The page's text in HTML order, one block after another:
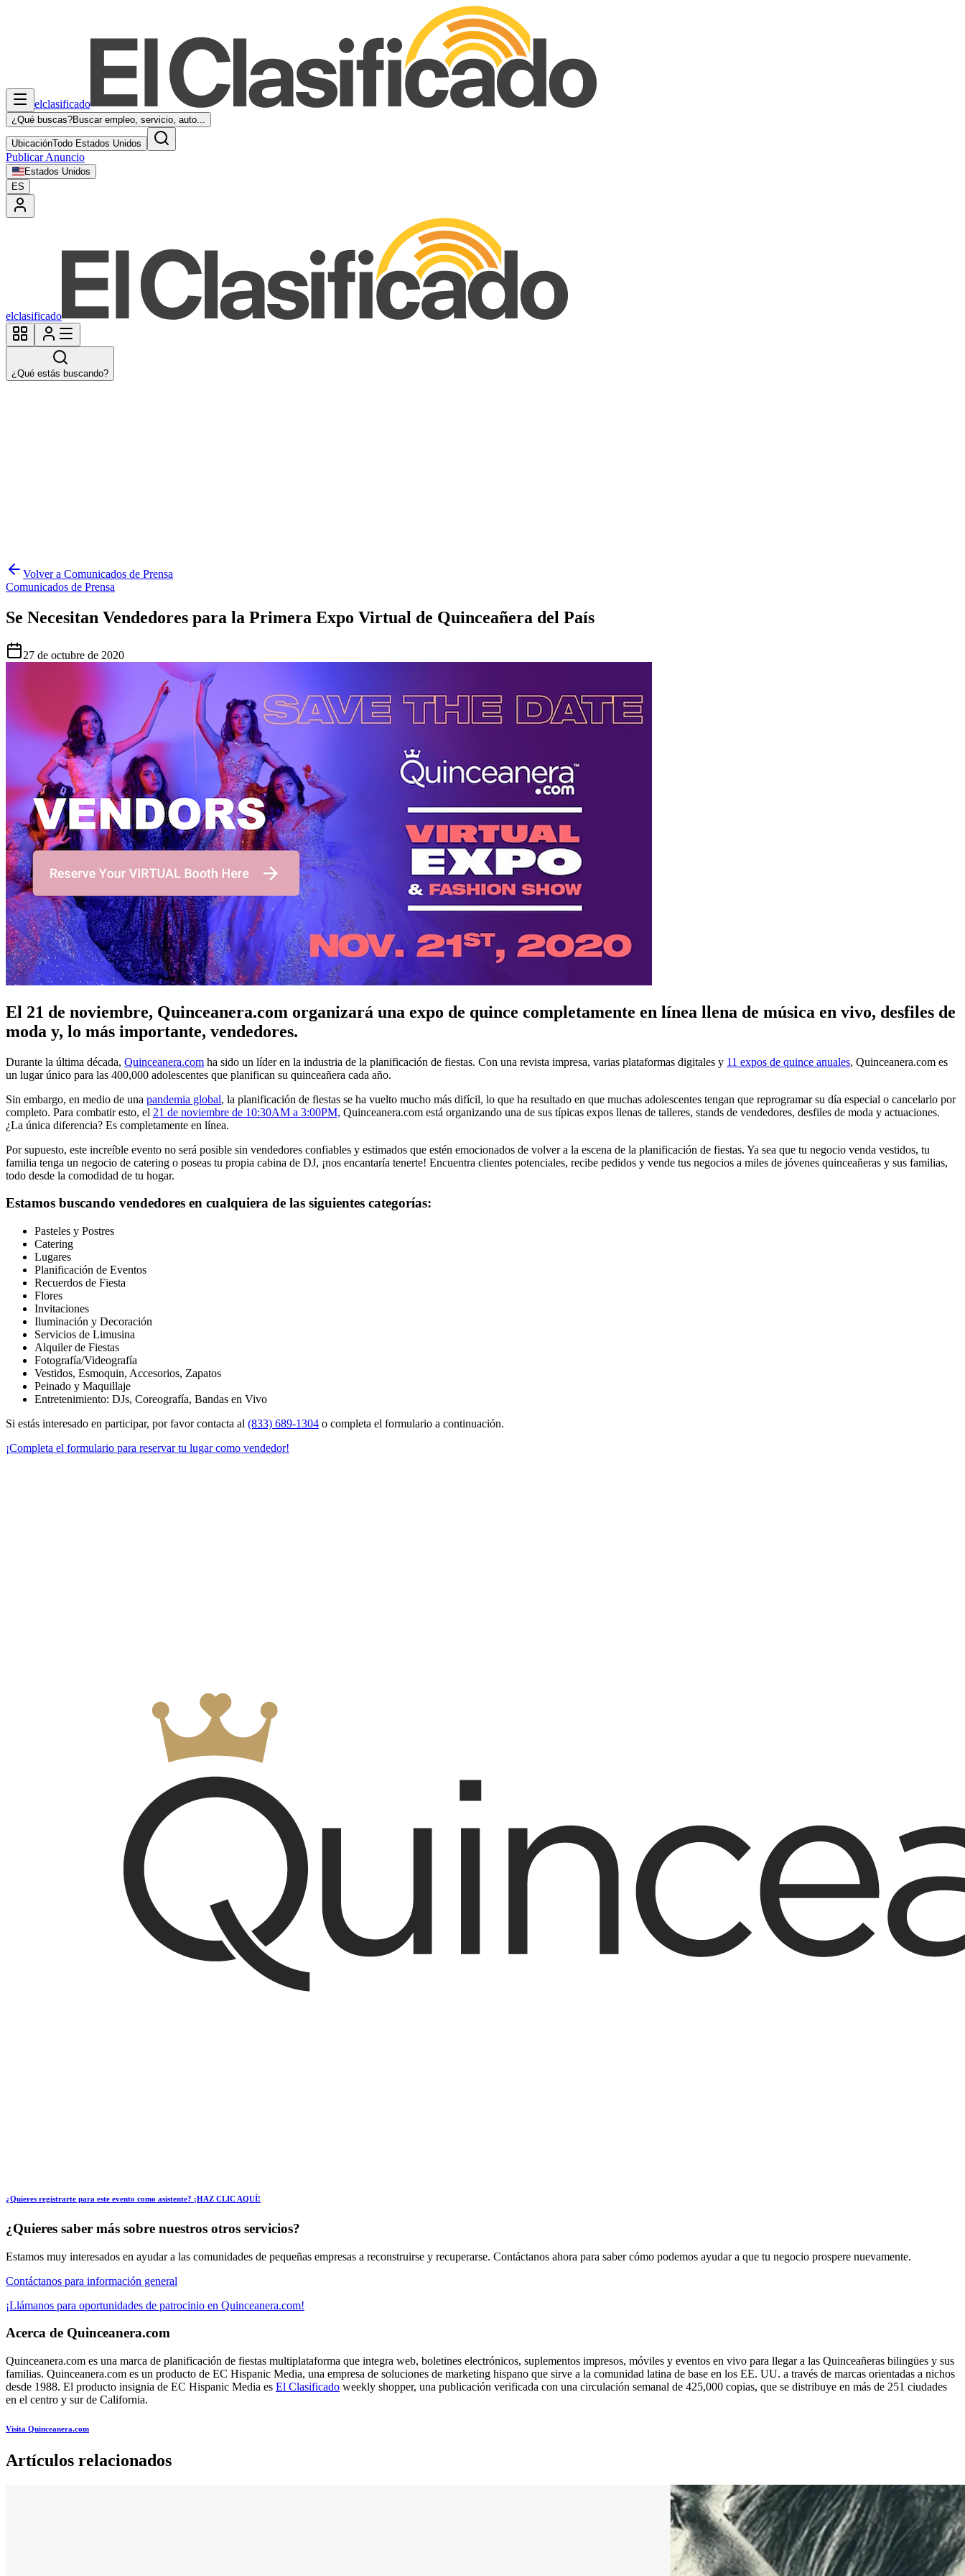
elclasificado
¿Qué buscas?Buscar empleo, servicio, auto...
UbicaciónTodo Estados Unidos
Publicar Anuncio
Estados Unidos
ES
elclasificado
¿Qué estás buscando?
Volver a Comunicados de Prensa
Comunicados de Prensa
Se Necesitan Vendedores para la Primera Expo Virtual de Quinceañera del País
27 de octubre de 2020
El 21 de noviembre, Quinceanera.com organizará una expo de quince completamente en línea llena de música en vivo, desfiles de
moda y, lo más importante, vendedores.
Durante la última década, Quinceanera.com ha sido un líder en la industria de la planificación de fiestas. Con una revista impresa, varias plataformas digitales y 11 expos de quince anuales, Quinceanera.com es
un lugar único para las 400,000 adolescentes que planifican su quinceañera cada año.
Sin embargo, en medio de una pandemia global, la planificación de fiestas se ha vuelto mucho más difícil, lo que ha resultado en que muchas adolescentes tengan que reprogramar su día especial o cancelarlo por
completo. Para combatir esto, el 21 de noviembre de 10:30AM a 3:00PM, Quinceanera.com está organizando una de sus típicas expos llenas de talleres, stands de vendedores, desfiles de moda y actuaciones.
¿La única diferencia? Es completamente en línea.
Por supuesto, este increíble evento no será posible sin vendedores confiables y estimados que estén emocionados de volver a la escena de la planificación de fiestas. Ya sea que tu negocio venda vestidos, tu
familia tenga un negocio de catering o poseas tu propia cabina de DJ, ¡nos encantaría tenerte! Encuentra clientes potenciales, recibe pedidos y vende tus negocios a miles de jóvenes quinceañeras y sus familias,
todo desde la comodidad de tu hogar.
Estamos buscando vendedores en cualquiera de las siguientes categorías:
Pasteles y Postres
Catering
Lugares
Planificación de Eventos
Recuerdos de Fiesta
Flores
Invitaciones
Iluminación y Decoración
Servicios de Limusina
Alquiler de Fiestas
Fotografía/Videografía
Vestidos, Esmoquin, Accesorios, Zapatos
Peinado y Maquillaje
Entretenimiento: DJs, Coreografía, Bandas en Vivo
Si estás interesado en participar, por favor contacta al (833) 689-1304 o completa el formulario a continuación.
¡Completa el formulario para reservar tu lugar como vendedor!
¿Quieres registrarte para este evento como asistente? ¡HAZ CLIC AQUÍ!
¿Quieres saber más sobre nuestros otros servicios?
Estamos muy interesados en ayudar a las comunidades de pequeñas empresas a reconstruirse y recuperarse. Contáctanos ahora para saber cómo podemos ayudar a que tu negocio prospere nuevamente.
Contáctanos para información general
¡Llámanos para oportunidades de patrocinio en Quinceanera.com!
Acerca de Quinceanera.com
Quinceanera.com es una marca de planificación de fiestas multiplataforma que integra web, boletines electrónicos, suplementos impresos, móviles y eventos en vivo para llegar a las Quinceañeras bilingües y sus
familias. Quinceanera.com es un producto de EC Hispanic Media, una empresa de soluciones de marketing hispano que sirve a la comunidad latina de base en los EE. UU. a través de marcas orientadas a nichos
desde 1988. El producto insignia de EC Hispanic Media es El Clasificado weekly shopper, una publicación verificada con una circulación semanal de 425,000 copias, que se distribuye en más de 251 ciudades
en el centro y sur de California.
Visita Quinceanera.com
Artículos relacionados